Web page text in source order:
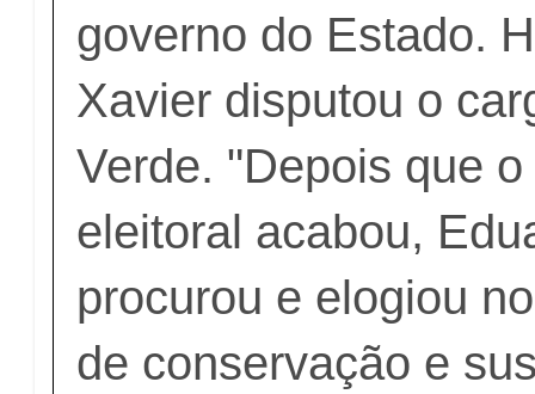
governo do Estado.
Xavier disputou o
Verde. "Depois que
eleitoral acabou,
procurou e elogiou
de conservação e